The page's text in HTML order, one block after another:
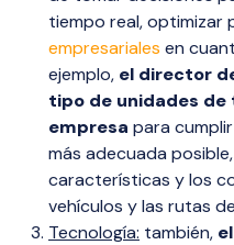
tiempo real, optimizar
empresariales en
ejemplo, el director
tipo de unidades
empresa para
más adecuada
características y los
vehículos y las rutas
Tecnología: también,